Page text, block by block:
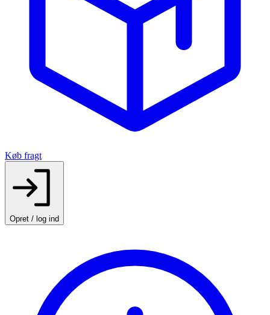
Køb fragt
Opret / log ind